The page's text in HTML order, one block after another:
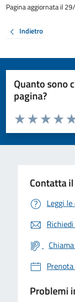
Pagina aggiornata il
Indietro
Quanto sono
pagina?
Valuta da 1 a 5 stelle
Valuta 3
Valuta 2
Valuta 1 stelle su
Contatta
Leggi
Problemi